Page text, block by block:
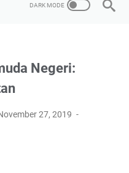
Negeri:
27, 2019